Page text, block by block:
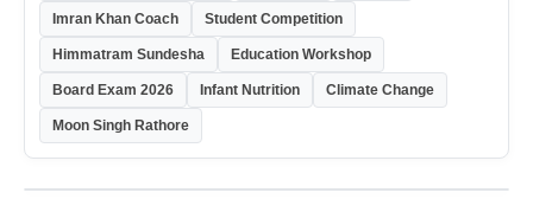
Imran Khan Coach Student Competition
Himmatram Sundesha Education Workshop
Board Exam 2026 Infant Nutrition Climate Change
Moon Singh Rathore